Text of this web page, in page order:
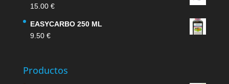
15.00 €
EASYCARBO 250 ML
9.50 €
Productos